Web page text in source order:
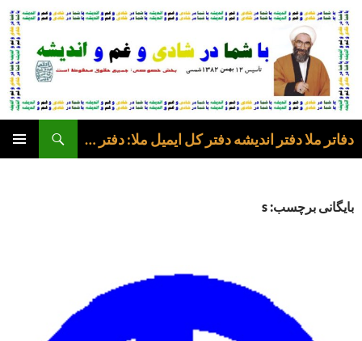
رفتن
نوشته‌ها
دفاتر ملا دفتر اندیشه دفتر کل ایمیل ملا: دفتر عرفی
بایگانی برچسب: s